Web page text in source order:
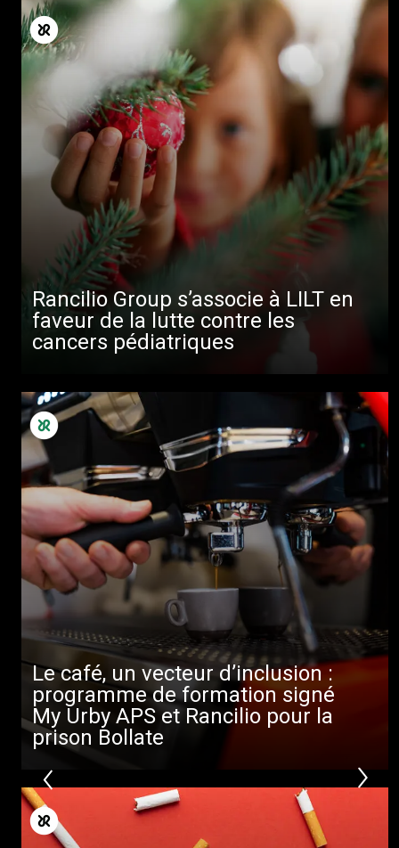
Rancilio Group s’associe à LILT en
faveur de la lutte contre les
cancers pédiatriques
Le café, un vecteur d’inclusion :
programme de formation signé
My Urby APS et Rancilio pour la
prison Bollate
Toutes
Produits
Nouvelles
Plus de